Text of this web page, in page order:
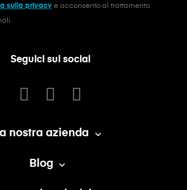
sulla privacy e acconsento al trattamento
Seguici sui social
nostra azienda 
Blog 